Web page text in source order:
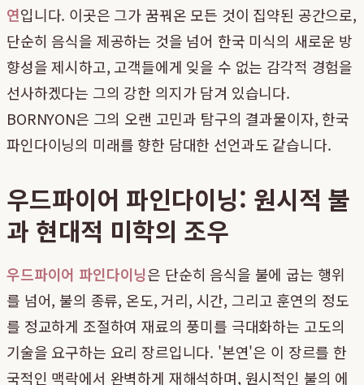
연입니다. 이곳은 그가 꿈꿔온 모든 것이 집약된 공간으로,
단순히 음식을 제공하는 것을 넘어 한국 미식의 새로운 방
향성을 제시하고, 고객들에게 잊을 수 없는 감각적 경험을
선사하겠다는 그의 강한 의지가 담겨 있습니다.
BORNYON은 그의 오랜 고민과 탐구의 결과물이자, 한국
파인다이닝의 미래를 향한 담대한 선언과도 같습니다.
우드파이어 파인다이닝: 원시적 불
과 현대적 미학의 조우
우드파이어 파인다이닝은 단순히 음식을 불에 굽는 행위
를 넘어, 불의 종류, 온도, 거리, 시간, 그리고 훈연의 정도
를 정교하게 조절하여 재료의 풍미를 극대화하는 고도의
기술을 요구하는 요리 장르입니다. '본연'은 이 장르를 한
국적인 맥락에서 완벽하게 재해석하며, 원시적인 불의 에